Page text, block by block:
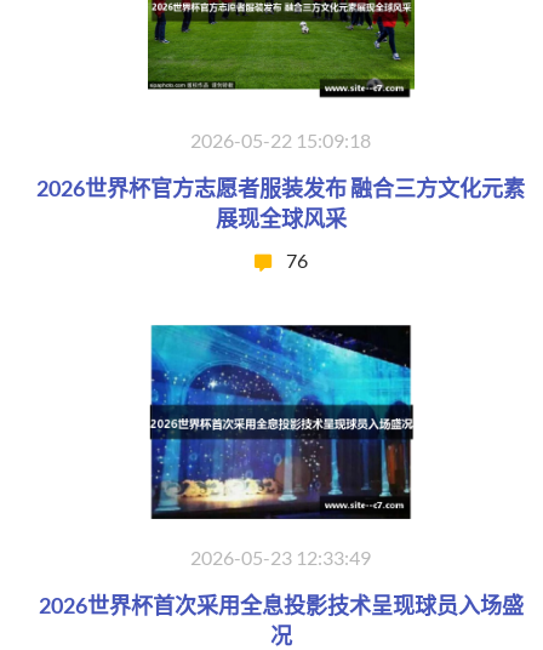
2026-05-22 15:09:18
2026世界杯官方志愿者服装发布 融合三方文化元素
展现全球风采
76
2026-05-23 12:33:49
2026世界杯首次采用全息投影技术呈现球员入场盛
况